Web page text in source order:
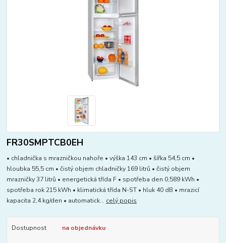
FR30SMPTCB0EH
• chladnička s mrazničkou nahoře • výška 143 cm • šířka 54,5 cm •
hloubka 55,5 cm • čistý objem chladničky 169 litrů • čistý objem
mrazničky 37 litrů • energetická třída F • spotřeba den 0,589 kWh •
spotřeba rok 215 kWh • klimatická třída N-ST • hluk 40 dB • mrazicí
kapacita 2,4 kg/den • automatick... celý popis
Dostupnost na objednávku